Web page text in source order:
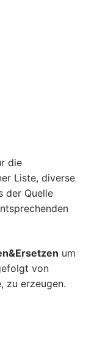
die
Liste, diverse
der Quelle
um
von
zu erzeugen.